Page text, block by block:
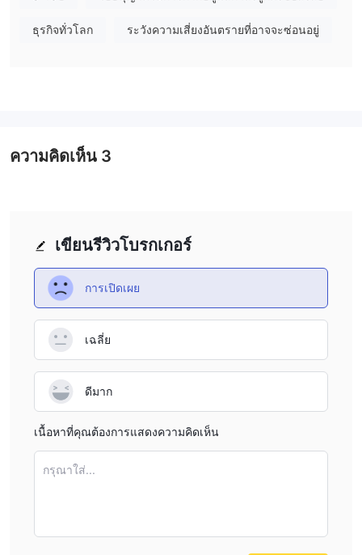
thinkorswim เป็นเว็บไซต์ที่ถูกต้องหรือหลอก
ลวง?
ขาดกลไกการร้องเรียน และแพลตฟอร์มขาดความโปร่งใสและความ
รับผิดชอบ
ปลอดภัยและโปร่งใส
ข้อดีและข้อเสีย
ข้อดี:
หลากหลายทรัพยากรการซื้อขาย:thinkorswim มีการเข้าถึง
ทรัพยากรการซื้อขายที่หลากหลาย รวมถึงหุ้นที่ลงทะเบียน กองทุน ETF
สกุลเงินดิจิทัล
แพลตฟอร์มการซื้อขายที่ใช้งานง่ายบนอุปกรณ์ทุกชนิด:
แพลตฟอร์ม thinkorswim มีชื่อเสียงด้านอินเทอร์เฟซที่ใช้งานง่าย มี
สก์ท็อป มือถือ และเว็บเบสด์ การเข้าถึงนี้ทำให้ผู้ใช้สามารถตรวจสอบ
ธุรกิจทั่วโลก ระวังความเสี่ยงอันตรายที่อาจจะซ่อนอยู่
เขียนรีวิวโบรกเกอร์
การเปิดเผย
เฉลี่ย
ดีมาก
เนื้อหาที่คุณต้องการแสดงความคิดเห็น
กรุณาใส่...
ความคิดเห็น 3